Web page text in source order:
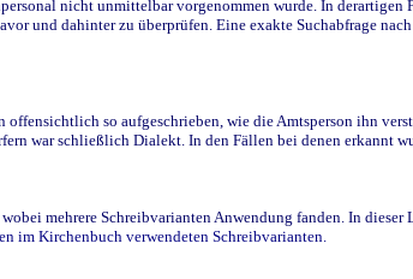
nicht unmittelbar vorgenommen wurde. In
und dahinter zu überprüfen. Eine exakte Suchabfrage
so aufgeschrieben, wie die Amtsperson ihn
war schließlich Dialekt. In den Fällen bei denen erkannt
mehrere Schreibvarianten Anwendung fanden. In
im Kirchenbuch verwendeten Schreibvarianten.